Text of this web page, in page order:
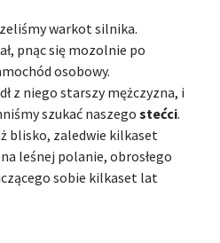
warkot silnika.
pnąc się mozolnie po
osobowy.
z niego starszy mężczyzna, i
szukać naszego stećci.
blisko, zaledwie kilkaset
leśnej polanie, obrosłego
sobie kilkaset lat